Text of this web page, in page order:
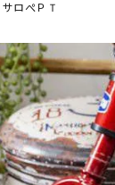
ロぺＰＴ